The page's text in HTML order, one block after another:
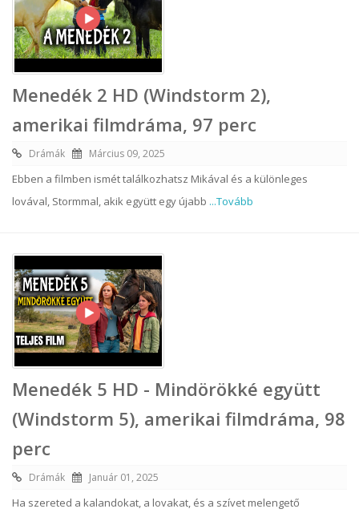
Menedék 2 HD (Windstorm 2),
amerikai filmdráma, 97 perc
Drámák Március 09, 2025
Ebben a filmben ismét találkozhatsz Mikával és a különleges
lovával, Stormmal, akik együtt egy újabb ...Tovább
Menedék 5 HD - Mindörökké együtt
(Windstorm 5), amerikai filmdráma, 98
perc
Drámák Január 01, 2025
Ha szereted a kalandokat, a lovakat, és a szívet melengető